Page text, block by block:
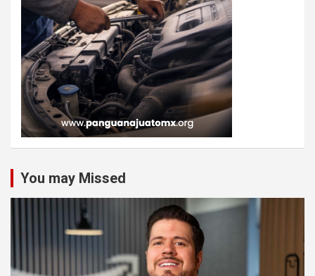
You may Missed